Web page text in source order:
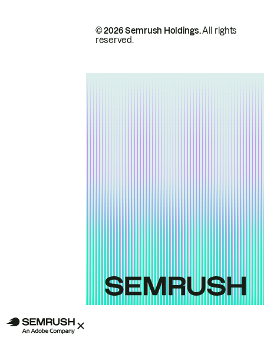
© 2026 Semrush Holdings.All rights
reserved.